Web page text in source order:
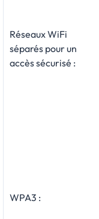
Réseaux WiFi
séparés pour un
accès sécurisé :
WPA3 :